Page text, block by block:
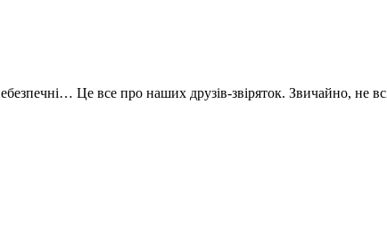
Це все про наших друзів-звіряток. Звичайно, не